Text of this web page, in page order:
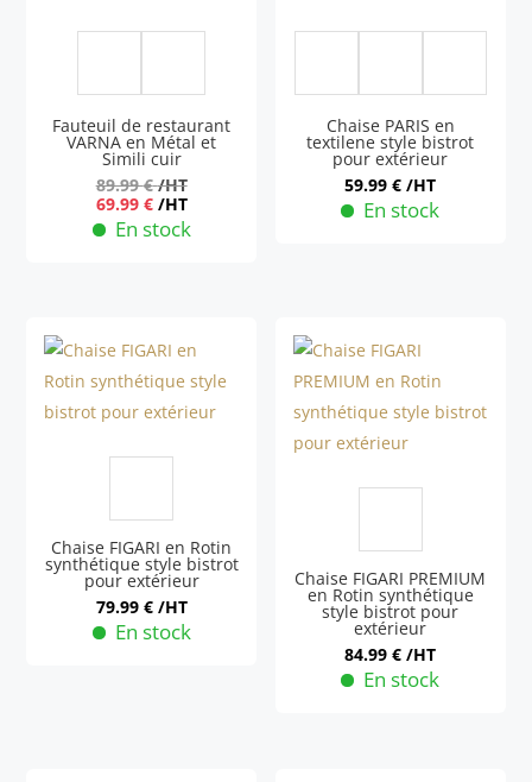
sur
sur
Fauteuil de restaurant
VARNA en Métal et
Simili cuir
89.99€ /HT
69.99 € /HT
En stock
plusieurs
variations.
Les
choisies
sur
Chaise PARIS en
textilene style bistrot
pour extérieur
59.99€ /HT
En stock
plusieurs
variations.
Les
options
peuvent
la
page
produit
Chaise FIGARI en Rotin
synthétique style bistrot
pour extérieur
79.99 € /HT
En stock
Chaise FIGARI PREMIUM
en Rotin synthétique
style bistrot pour
extérieur
84.99€ /HT
En stock